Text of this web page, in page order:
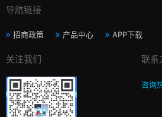
导航链接
招商政策 产品中心 APP下载
关注我们 联系
咨询